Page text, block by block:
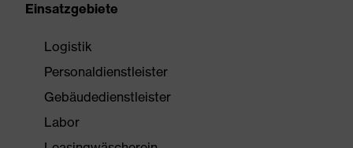
Einsatzgebiete
Logistik
Personaldienstleister
Gebäudedienstleister
Labor